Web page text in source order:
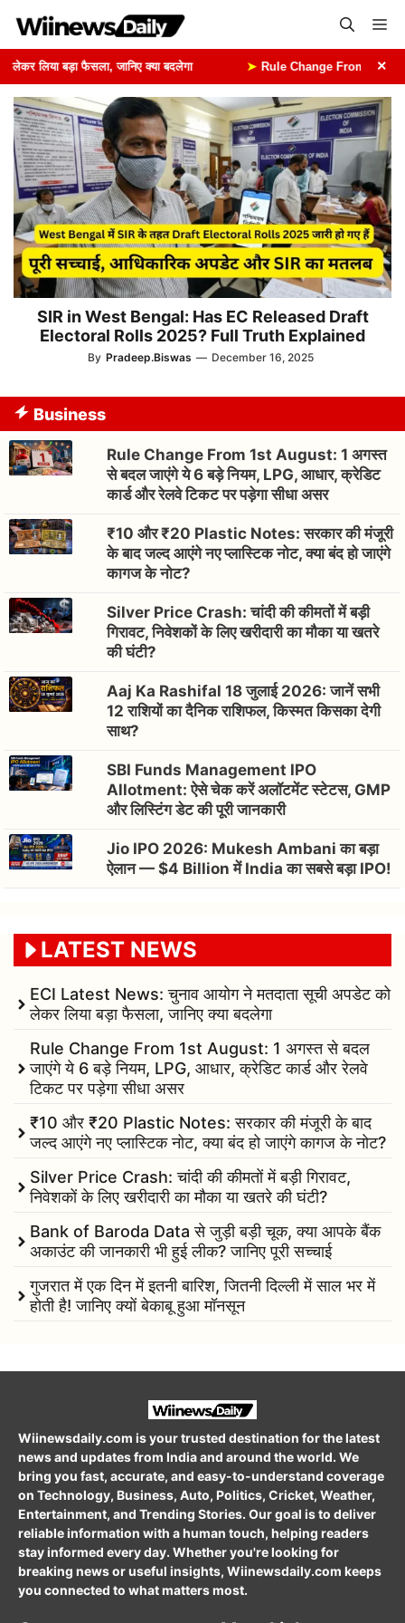
content
लिया बड़ा फैसला, जानिए क्या बदलेगा Rule Change From 1st ×
SIR in West Bengal: Has EC Released Draft
Electoral Rolls 2025? Full Truth Explained
By Pradeep.Biswas — December 16, 2025
Business
Rule Change From 1st August: 1 अगस्त
से बदल जाएंगे ये 6 बड़े नियम, LPG, आधार, क्रेडिट
कार्ड और रेलवे टिकट पर पड़ेगा सीधा असर
₹10 और ₹20 Plastic Notes: सरकार की मंजूरी
के बाद जल्द आएंगे नए प्लास्टिक नोट, क्या बंद हो जाएंगे
कागज के नोट?
Silver Price Crash: चांदी की कीमतों में बड़ी
गिरावट, निवेशकों के लिए खरीदारी का मौका या खतरे
की घंटी?
Aaj Ka Rashifal 18 जुलाई 2026: जानें सभी
12 राशियों का दैनिक राशिफल, किस्मत किसका देगी
साथ?
SBI Funds Management IPO
Allotment: ऐसे चेक करें अलॉटमेंट स्टेटस, GMP
और लिस्टिंग डेट की पूरी जानकारी
Jio IPO 2026: Mukesh Ambani का बड़ा
ऐलान — $4 Billion में India का सबसे बड़ा IPO!
LATEST NEWS
ECI Latest News: चुनाव आयोग ने मतदाता सूची अपडेट को
लेकर लिया बड़ा फैसला, जानिए क्या बदलेगा
Rule Change From 1st August: 1 अगस्त से बदल
जाएंगे ये 6 बड़े नियम, LPG, आधार, क्रेडिट कार्ड और रेलवे
टिकट पर पड़ेगा सीधा असर
₹10 और ₹20 Plastic Notes: सरकार की मंजूरी के बाद
जल्द आएंगे नए प्लास्टिक नोट, क्या बंद हो जाएंगे कागज के नोट?
Silver Price Crash: चांदी की कीमतों में बड़ी गिरावट,
निवेशकों के लिए खरीदारी का मौका या खतरे की घंटी?
Bank of Baroda Data से जुड़ी बड़ी चूक, क्या आपके बैंक
अकाउंट की जानकारी भी हुई लीक? जानिए पूरी सच्चाई
गुजरात में एक दिन में इतनी बारिश, जितनी दिल्ली में साल भर में
होती है! जानिए क्यों बेकाबू हुआ मॉनसून
Wiinewsdaily.com is your trusted destination for the latest
news and updates from India and around the world. We
bring you fast, accurate, and easy-to-understand coverage
on Technology, Business, Auto, Politics, Cricket, Weather,
Entertainment, and Trending Stories. Our goal is to deliver
reliable information with a human touch, helping readers
stay informed every day. Whether you're looking for
breaking news or useful insights, Wiinewsdaily.com keeps
you connected to what matters most.